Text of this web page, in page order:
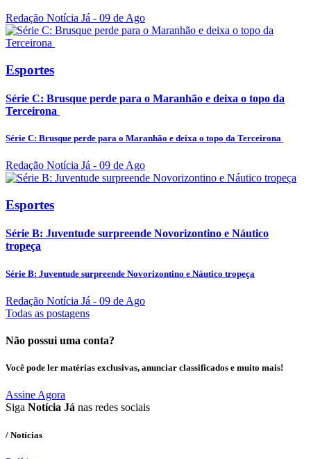
Redação Notícia Já - 09 de Ago
Esportes
Série C: Brusque perde para o Maranhão e deixa o topo da
Terceirona
Série C: Brusque perde para o Maranhão e deixa o topo da Terceirona
Redação Notícia Já - 09 de Ago
Esportes
Série B: Juventude surpreende Novorizontino e Náutico
tropeça
Série B: Juventude surpreende Novorizontino e Náutico tropeça
Redação Notícia Já - 09 de Ago
Todas as postagens
Não possui uma conta?
Você pode ler matérias exclusivas, anunciar classificados e muito mais!
Assine Agora
Siga Notícia Já nas redes sociais
/ Notícias